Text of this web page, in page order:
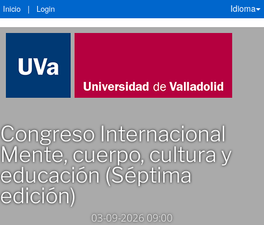
Inicio | Login Idioma
Congreso Internacional
Mente, cuerpo, cultura y
educación (Séptima
edición)
03-09-2026 09:00